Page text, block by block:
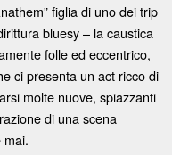
figlia di uno dei trip
bluesy – la caustica
folle ed eccentrico,
ci presenta un act ricco di
molte nuove, spiazzanti
di una scena
mai.